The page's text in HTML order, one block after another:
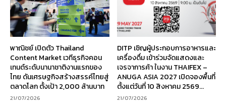
พาณิชย์ เปิดตัว Thailand
Content Market เวทีธุรกิจคอน
เทนต์ระดับนานาชาติงานแรกของ
ไทย ดันเศรษฐกิจสร้างสรรค์ไทยสู่
ตลาดโลก ตั้งเป้า 2,000 ล้านบาท
21/07/2026
DITP เชิญผู้ประกอบการอาหารและ
เครื่องดื่ม เข้าร่วมจัดแสดงและ
เจรจาการค้า ในงาน THAIFEX –
ANUGA ASIA 2027 เปิดจองพื้นที่
ตั้งแต่วันที่ 10 สิงหาคม 2569...
21/07/2026